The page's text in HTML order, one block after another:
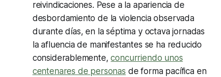
reivindicaciones. Pese a la apariencia de
desbordamiento de la violencia observada
durante días, en la séptima y octava jornadas
la afluencia de manifestantes se ha reducido
considerablemente,concurriendo unos
centenares de personas de forma pacífica en